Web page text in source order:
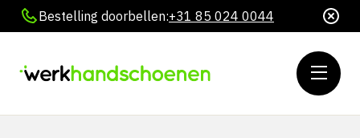
Bestelling doorbellen:+31 85 024 0044